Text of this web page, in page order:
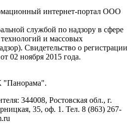
интернет-портал ООО
службой по надзору в сфере
и массовых
Cвидетельство о регистрации
ноября 2015 года.
344008, Ростовская обл., г.
35, оф. 1. Тел. 8 (863) 267-